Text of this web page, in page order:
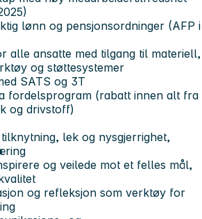
lønn og pensjonsordninger (AFP i
alle ansatte med tilgang til materiell,
og støttesystemer
SATS og 3T
fordelsprogram (rabatt innen alt fra
og drivstoff)
lek og nysgjerrighet,
og veilede mot et felles mål,
og refleksjon som verktøy for